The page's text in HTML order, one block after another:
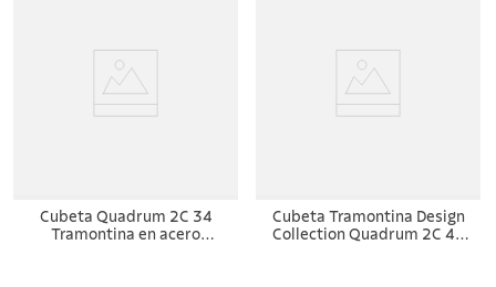
Cubeta Quadrum 2C 34
Tramontina en acero
Cubeta Tramontina Design
Collection Quadrum 2C 40